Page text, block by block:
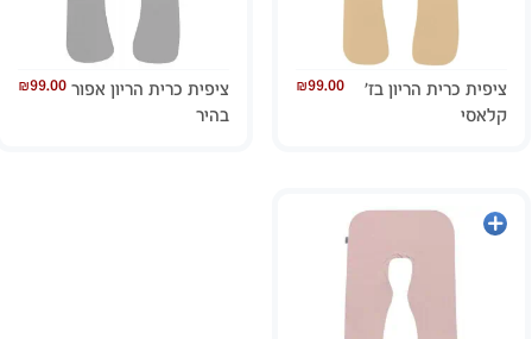
ציפית כרית הריון בז’
קלאסי
₪99.00
ציפית כרית הריון אפור
בהיר
₪99.00
הוספה
לסל